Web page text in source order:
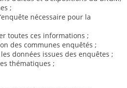
;
nécessaire pour la
toutes ces informations ;
des communes enquêtés ;
données issues des enquêtes ;
thématiques ;